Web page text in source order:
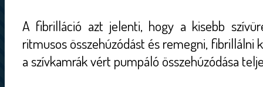
A fibrilláció azt jelenti, hogy a kisebb
ritmusos összehúzódást és remegni, fibrillálni
a szívkamrák vért pumpáló összehúzódása